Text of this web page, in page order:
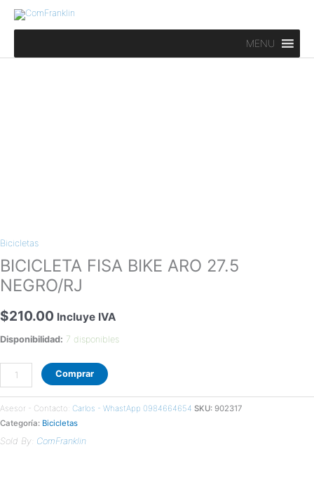
MENU
Bicicletas
BICICLETA FISA BIKE ARO 27.5
NEGRO/RJ
$210.00 Incluye IVA
Disponibilidad: 7 disponibles
cantidad
Comprar
Asesor - Contacto: Carlos - WhastApp 0984664654 SKU: 902317
Categoría: Bicicletas
Sold By: ComFranklin